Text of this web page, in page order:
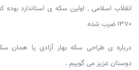
1370 ضرب شده.
درباره ی طراحی سکه بهار آزادی یا همان
دوستان عزیز می گوییم .